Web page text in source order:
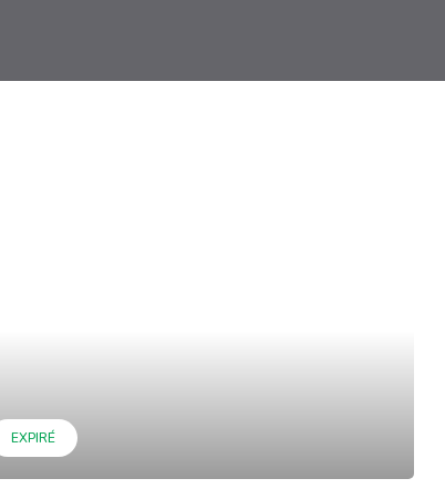
EXPIRÉ